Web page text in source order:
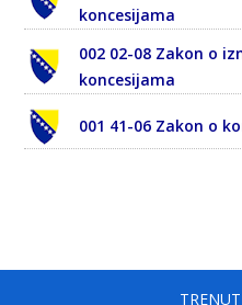
koncesijama
002 02-08 Zakon o
koncesijama
001 41-06 Zakon o